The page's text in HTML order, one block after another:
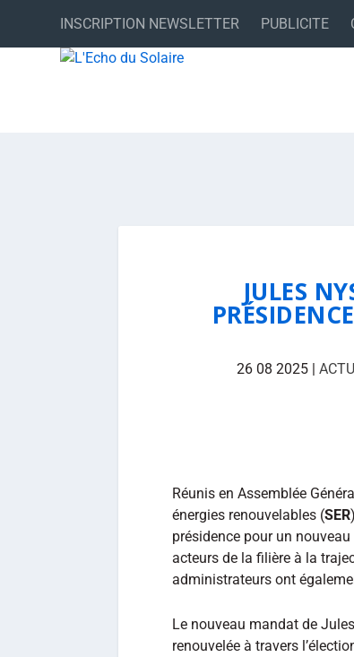
INSCRIPTION NEWSLETTER PUBLICITE
JULES
26 08 2025| ACTU
Réunis en Assemblée
énergies renouvelables (SER
présidence pour un
acteurs de la filière à la
administrateurs ont
Le nouveau mandat de
renouvelée à travers